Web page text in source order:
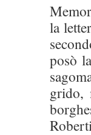
la
posò
grido,